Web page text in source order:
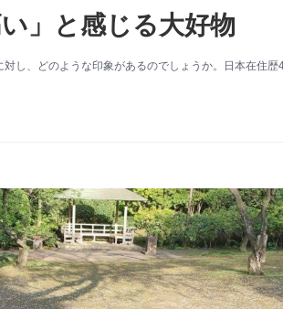
」と感じる大好物
し、どのような印象があるのでしょうか。日本在住歴